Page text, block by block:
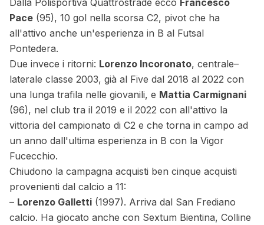
Dalla Polisportiva Quattrostrade ecco Francesco
Pace (95), 10 gol nella scorsa C2, pivot che ha
all'attivo anche un'esperienza in B al Futsal
Pontedera.
Due invece i ritorni: Lorenzo Incoronato, centrale–
laterale classe 2003, già al Five dal 2018 al 2022 con
una lunga trafila nelle giovanili, e Mattia Carmignani
(96), nel club tra il 2019 e il 2022 con all'attivo la
vittoria del campionato di C2 e che torna in campo ad
un anno dall'ultima esperienza in B con la Vigor
Fucecchio.
Chiudono la campagna acquisti ben cinque acquisti
provenienti dal calcio a 11:
– Lorenzo Galletti (1997). Arriva dal San Frediano
calcio. Ha giocato anche con Sextum Bientina, Colline